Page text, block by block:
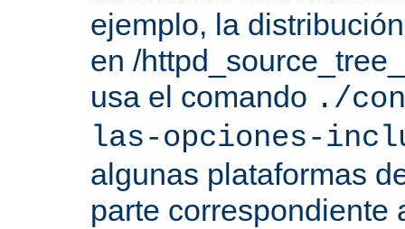
ejemplo, la
en /
usa el comando ./
las-opciones-
algunas plataformas
parte